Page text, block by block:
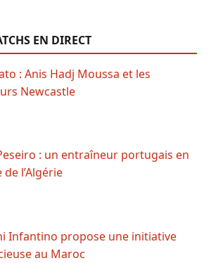
EN DIRECT
: Anis Hadj Moussa et les
Newcastle
: un entraîneur portugais en
l’Algérie
Infantino propose une initiative
au Maroc